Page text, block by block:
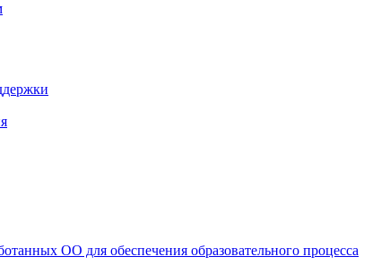
ОО для обеспечения образовательного процесса